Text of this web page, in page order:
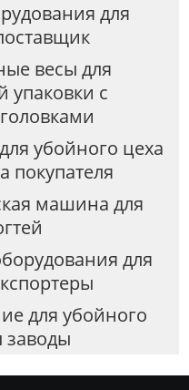
для
весы для
упаковки с
убойного цеха
покупателя
машина для
для
для убойного
заводы